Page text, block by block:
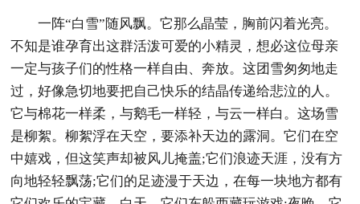
一阵“白雪”随风飘。它那么晶莹，胸前闪着光亮。
不知是谁孕育出这群活泼可爱的小精灵，想必这位母亲
一定与孩子们的性格一样自由、奔放。这团雪匆匆地走
过，好像急切地要把自己快乐的结晶传递给悲泣的人。
它与棉花一样柔，与鹅毛一样轻，与云一样白。这场雪
是柳絮。柳絮浮在天空，要添补天边的露洞。它们在空
中嬉戏，但这笑声却被风儿掩盖;它们浪迹天涯，没有方
向地轻轻飘荡;它们的足迹漫于天边，在每一块地方都有